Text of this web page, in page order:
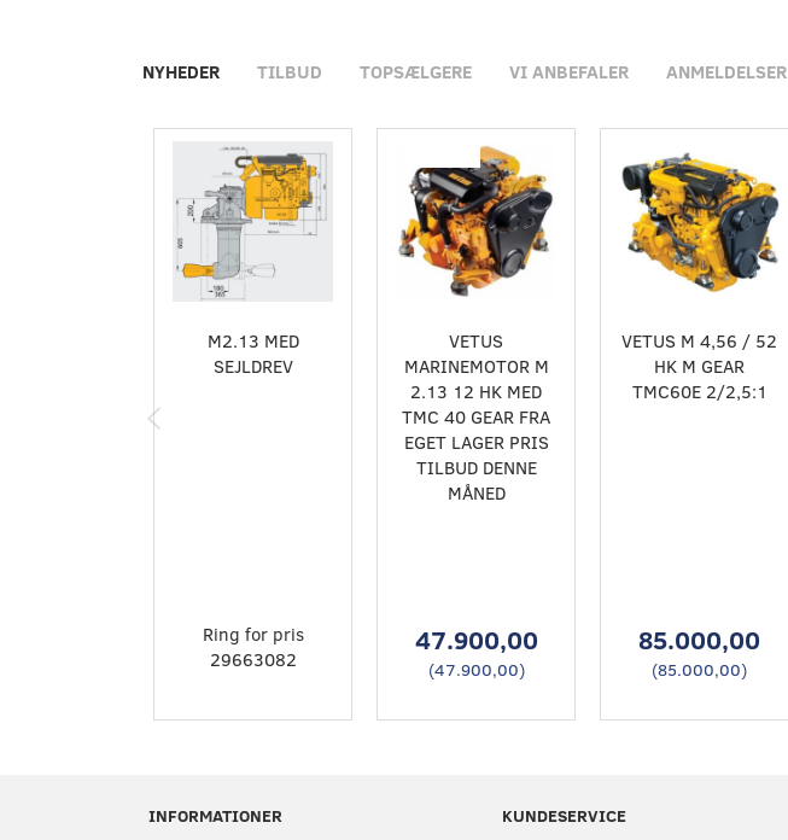
NYHEDER TILBUD TOPSÆLGERE VI ANBEFALER ANMELDELSER
M2.13 MED
SEJLDREV
Ring for pris
29663082
VETUS
MARINEMOTOR M
2.13 12 HK MED
TMC 40 GEAR FRA
EGET LAGER PRIS
TILBUD DENNE
MÅNED
47.900,00
(47.900,00)
VETUS M 4,56 / 52
HK M GEAR
TMC60E 2/2,5:1
85.000,00
(85.000,00)
INFORMATIONER KUNDESERVICE